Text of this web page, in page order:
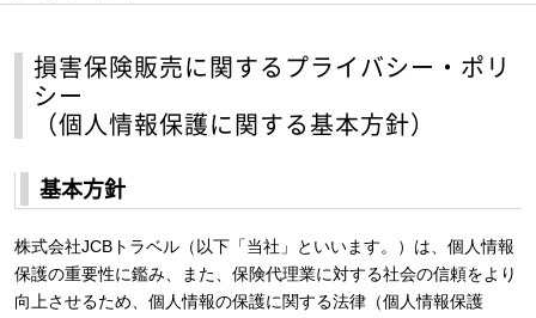
損害保険販売に関するプライバシー・ポリ
シー
（個人情報保護に関する基本方針）
基本方針
株式会社JCBトラベル（以下「当社」といいます。）は、個人情報
保護の重要性に鑑み、また、保険代理業に対する社会の信頼をより
向上させるため、個人情報の保護に関する法律（個人情報保護